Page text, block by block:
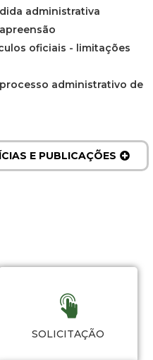
administrativa
oficiais - limitações
administrativo de
E PUBLICAÇÕES
SOLICITAÇÃO